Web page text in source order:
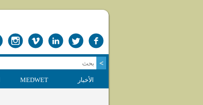
الأخبار MEDWET